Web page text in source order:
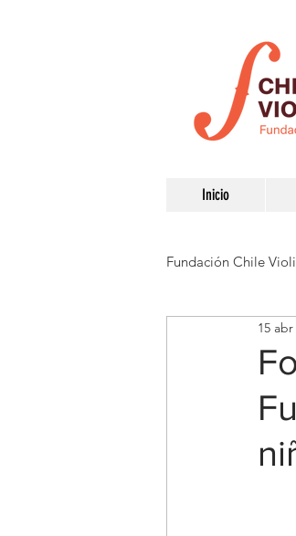
Inicio
Fundación Chile
15 abr